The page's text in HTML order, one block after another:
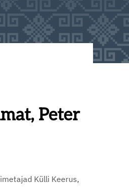
Peter
Külli Keerus,